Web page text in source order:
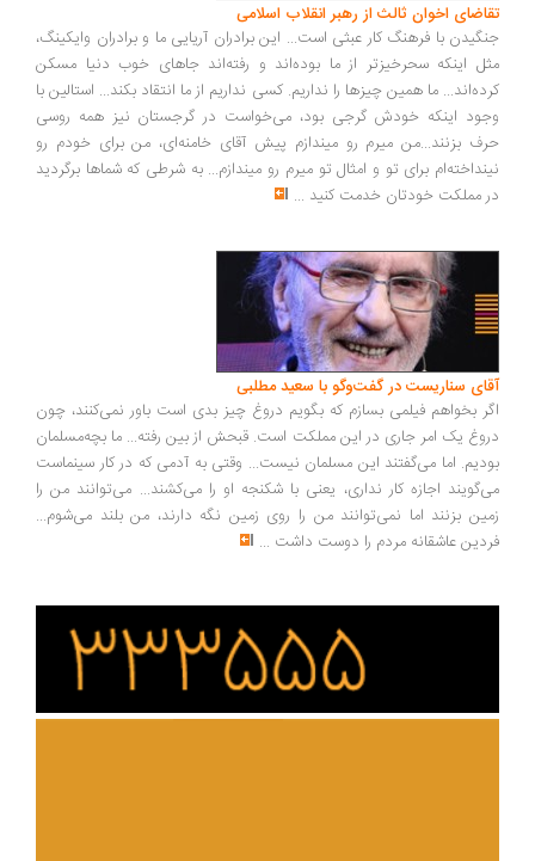
اخوان ثالث از رهبر انقلاب اسلامی
با فرهنگ کار عبثی است... این برادران آریایی ما و برادران وایکینگ،
اینکه سحرخیزتر از ما بوده‌اند و رفته‌اند جاهای خوب دنیا مسکن
ما همین چیزها را نداریم. کسی نداریم از ما انتقاد بکند... استالین با
اینکه خودش گرجی بود، می‌خواست در گرجستان نیز همه روسی
بزنند...من میرم رو میندازم پیش آقای خامنه‌ای، من برای خودم رو
برای تو و امثال تو میرم رو میندازم... به شرطی که شماها برگردید
مملکت خودتان خدمت کنید...
سناریست در گفت‌وگو با سعید مطلبی
بخواهم فیلمی بسازم که بگویم دروغ چیز بدی است باور نمی‌کنند، چون
یک امر جاری در این مملکت است. قبحش از بین رفته... ما بچه‌مسلمان
اما می‌گفتند این مسلمان نیست... وقتی به آدمی که در کار سینماست
اجازه کار نداری، یعنی با شکنجه او را می‌کشند... می‌توانند من را
بزنند اما نمی‌توانند من را روی زمین نگه دارند، من بلند می‌شوم...
عاشقانه مردم را دوست داشت ...